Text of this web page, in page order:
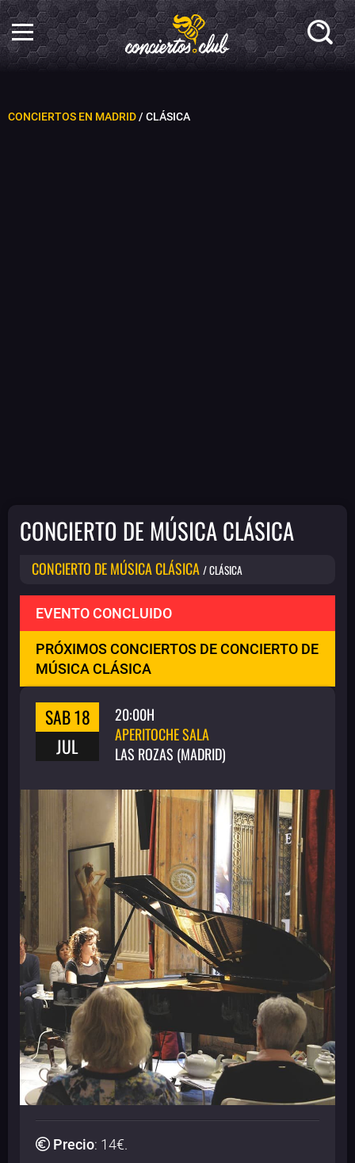
CONCIERTOS EN MADRID/ CLÁSICA
CONCIERTO DE MÚSICA CLÁSICA
CONCIERTO DE MÚSICA CLÁSICA / CLÁSICA
EVENTO CONCLUIDO
PRÓXIMOS CONCIERTOS DE CONCIERTO DE
MÚSICA CLÁSICA
SAB 18
JUL
20:00H
APERITOCHE SALA
LAS ROZAS (MADRID)
Precio: 14€.